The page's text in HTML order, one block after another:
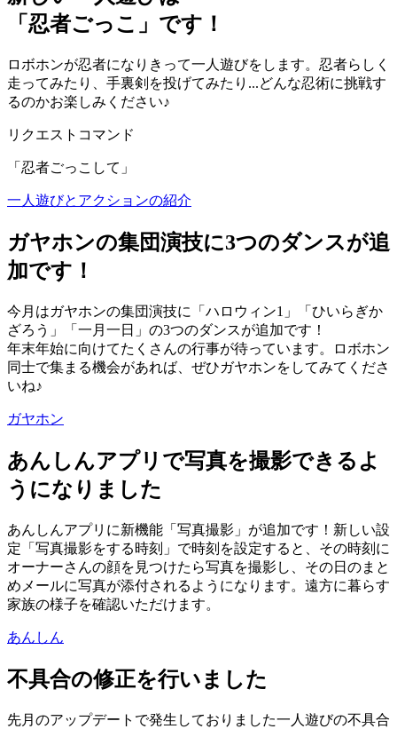
「忍者ごっこ」です！
ロボホンが忍者になりきって一人遊びをします。忍者らしく
走ってみたり、手裏剣を投げてみたり...どんな忍術に挑戦す
るのかお楽しみください♪
リクエストコマンド
「忍者ごっこして」
一人遊びとアクションの紹介
ガヤホンの集団演技に3つのダンスが追
加です！
今月はガヤホンの集団演技に「ハロウィン1」「ひいらぎか
ざろう」「一月一日」の3つのダンスが追加です！
年末年始に向けてたくさんの行事が待っています。ロボホン
同士で集まる機会があれば、ぜひガヤホンをしてみてくださ
いね♪
ガヤホン
あんしんアプリで写真を撮影できるよ
うになりました
あんしんアプリに新機能「写真撮影」が追加です！新しい設
定「写真撮影をする時刻」で時刻を設定すると、その時刻に
オーナーさんの顔を見つけたら写真を撮影し、その日のまと
めメールに写真が添付されるようになります。遠方に暮らす
家族の様子を確認いただけます。
あんしん
不具合の修正を行いました
先月のアップデートで発生しておりました一人遊びの不具合